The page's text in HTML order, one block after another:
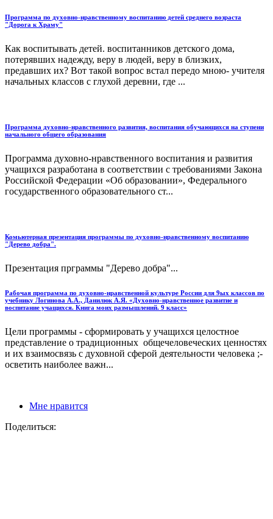
Программа по духовно-нравственному воспитанию детей среднего возраста
"Дорога к Храму"
Как воспитывать детей. воспитанников детского дома,
потерявших надежду, веру в людей, веру в близких,
предавших их? Вот такой вопрос встал передо мною- учителя
начальных классов с глухой деревни, где ...
Программа духовно-нравственного развития, воспитания обучающихся на ступени
начального общего образования
Программа духовно-нравственного воспитания и развития
учащихся разработана в соответствии с требованиями Закона
Российской Федерации «Об образовании», Федерального
государственного образовательного ст...
Комьютерная презентация программы по духовно-нравственному воспитанию
"Дерево добра".
Презентация прграммы "Дерево добра"...
Рабочая программа по духовно-нравственной культуре России для 9ых классов по
учебнику Логинова А.А., Данилюк А.Я. «Духовно-нравственное развитие и
воспитание учащихся. Книга моих размышлений. 9 класс»
Цели программы - сформировать у учащихся целостное
представление о традиционных общечеловеческих ценностях
и их взаимосвязь с духовной сферой деятельности человека ;-
осветить наиболее важн...
Мне нравится
Поделиться: